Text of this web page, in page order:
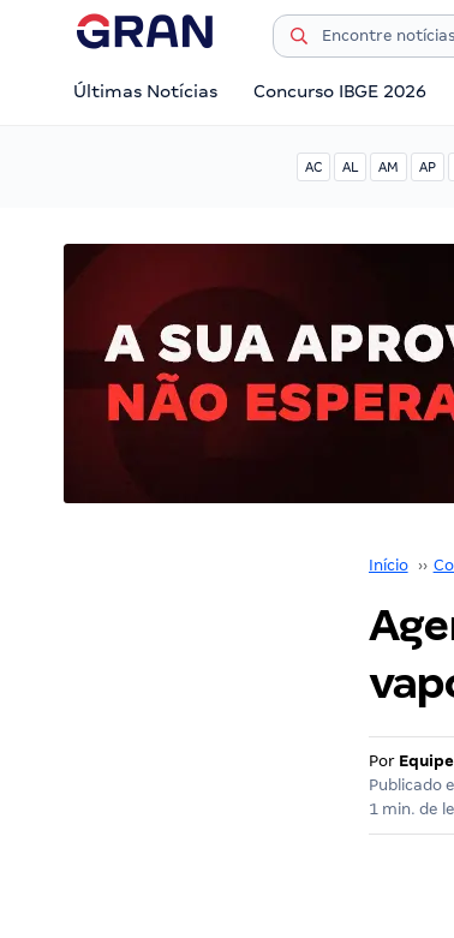
Últimas Notícias Concurso IBGE 2026
AC AL AM AP
Início ››
Por
Publicado
1 min. de